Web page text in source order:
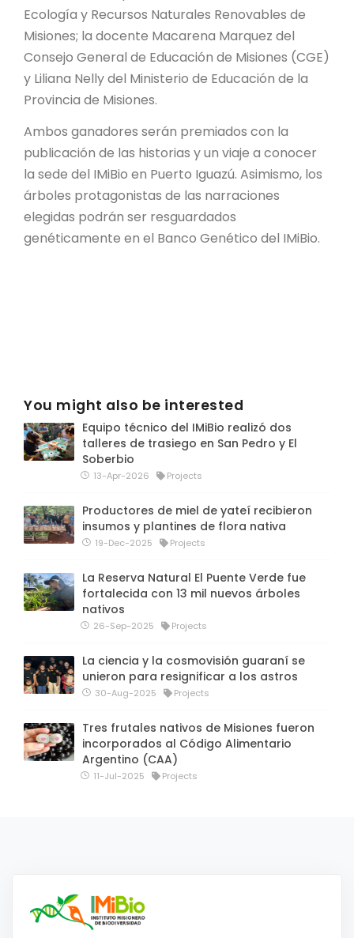
Ecología y Recursos Naturales Renovables de
Misiones; la docente Macarena Marquez del
Consejo General de Educación de Misiones (CGE)
y Liliana Nelly del Ministerio de Educación de la
Provincia de Misiones.
Ambos ganadores serán premiados con la
publicación de las historias y un viaje a conocer
la sede del IMiBio en Puerto Iguazú. Asimismo, los
árboles protagonistas de las narraciones
elegidas podrán ser resguardados
genéticamente en el Banco Genético del IMiBio.
You might also be interested
Equipo técnico del IMiBio realizó dos
talleres de trasiego en San Pedro y El
Soberbio
13-Apr-2026 Projects
Productores de miel de yateí recibieron
insumos y plantines de flora nativa
19-Dec-2025 Projects
La Reserva Natural El Puente Verde fue
fortalecida con 13 mil nuevos árboles
nativos
26-Sep-2025 Projects
La ciencia y la cosmovisión guaraní se
unieron para resignificar a los astros
30-Aug-2025 Projects
Tres frutales nativos de Misiones fueron
incorporados al Código Alimentario
Argentino (CAA)
11-Jul-2025 Projects